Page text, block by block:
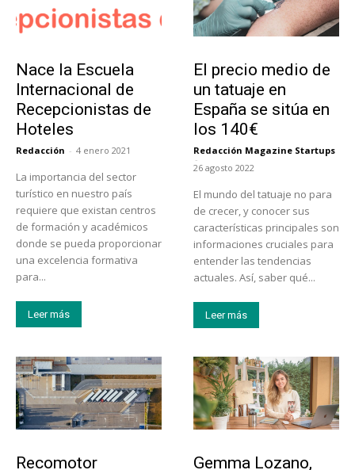
Nace la Escuela
Internacional de
Recepcionistas de
Hoteles
Redacción - 4 enero 2021
La importancia del sector
turístico en nuestro país
requiere que existan centros
de formación y académicos
donde se pueda proporcionar
una excelencia formativa
para...
Leer más
El precio medio de
un tatuaje en
España se sitúa en
los 140€
Redacción Magazine Startups
-
26 agosto 2022
El mundo del tatuaje no para
de crecer, y conocer sus
características principales son
informaciones cruciales para
entender las tendencias
actuales. Así, saber qué...
Leer más
Recomotor
Gemma Lozano,